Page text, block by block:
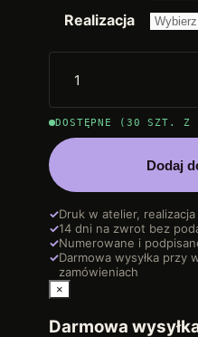
Realizacja
DOSTĘPNE (30 SZT. Z
Dodaj
✓Druk w atelier,
✓14 dni na zwrot bez
✓Numerowane i
✓Darmowa wysyłka przy
zamówieniach
×
Darmowa